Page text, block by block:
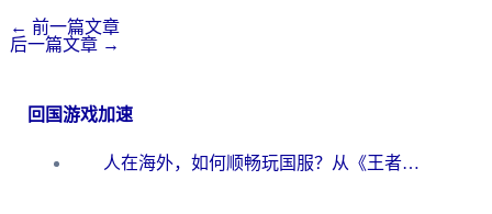
← 前一篇文章
后一篇文章 →
回国游戏加速
人在海外，如何顺畅玩国服？从《王者荣耀》到《云图计划》的加速器终极指南